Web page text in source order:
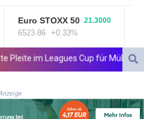
AUD 1.635501
AZN 1.97002
BAM 1.961391
BDT 143.102254
BHD 0.435984
Euro STOXX 50 21.3000
6523.86 +0.33%
im Leagues Cup für Müller und